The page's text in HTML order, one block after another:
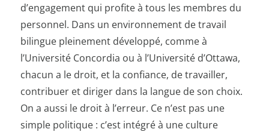
d’engagement qui profite à tous les membres du
personnel. Dans un environnement de travail
bilingue pleinement développé, comme à
l’Université Concordia ou à l’Université d’Ottawa,
chacun a le droit, et la confiance, de travailler,
contribuer et diriger dans la langue de son choix.
On a aussi le droit à l’erreur. Ce n’est pas une
simple politique : c’est intégré à une culture